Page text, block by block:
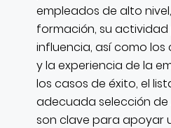
empleados de alto
formación, su
influencia, así como
y la experiencia de la
los casos de éxito, el
adecuada selección de
son clave para apoyar